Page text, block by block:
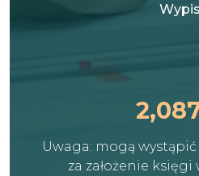
Uwaga: mogą
za założenie księgi